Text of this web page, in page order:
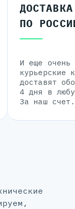
ДОСТАВКА
ПО
И еще очень
курьерские
доставят
4 дня в
За наш счет.